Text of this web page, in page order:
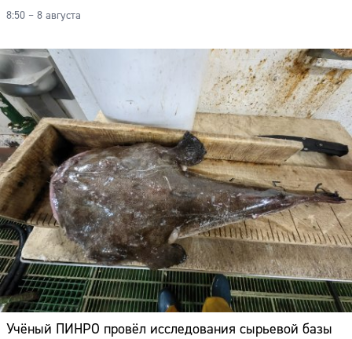
8:50 – 8 августа
Учёный ПИНРО провёл исследования сырьевой базы